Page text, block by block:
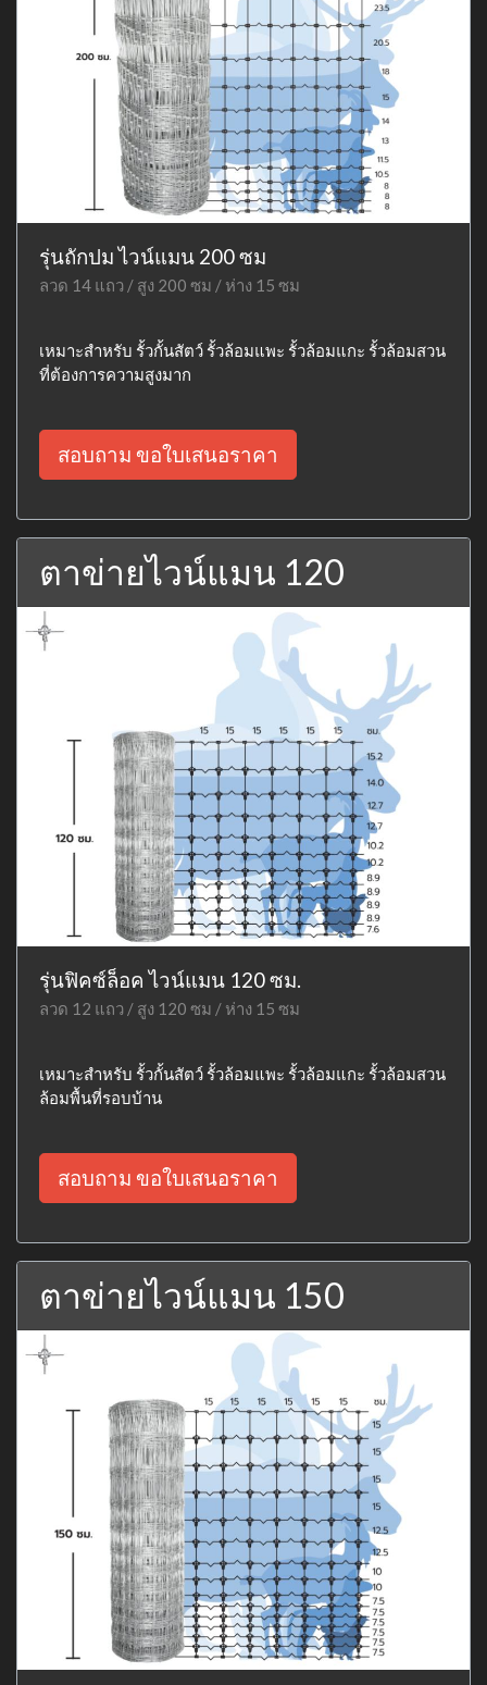
รุ่นถักปม ไวน์แมน 200 ซม
ลวด 14 แถว / สูง 200 ซม / ห่าง 15 ซม
เหมาะสำหรับ รั้วกั้นสัตว์ รั้วล้อมแพะ รั้วล้อมแกะ รั้วล้อมสวน
ที่ต้องการความสูงมาก
สอบถาม ขอใบเสนอราคา
ตาข่ายไวน์แมน 120
รุ่นฟิคซ์ล็อค ไวน์แมน 120 ซม.
ลวด 12 แถว / สูง 120 ซม / ห่าง 15 ซม
เหมาะสำหรับ รั้วกั้นสัตว์ รั้วล้อมแพะ รั้วล้อมแกะ รั้วล้อมสวน
ล้อมพื้นที่รอบบ้าน
สอบถาม ขอใบเสนอราคา
ตาข่ายไวน์แมน 150